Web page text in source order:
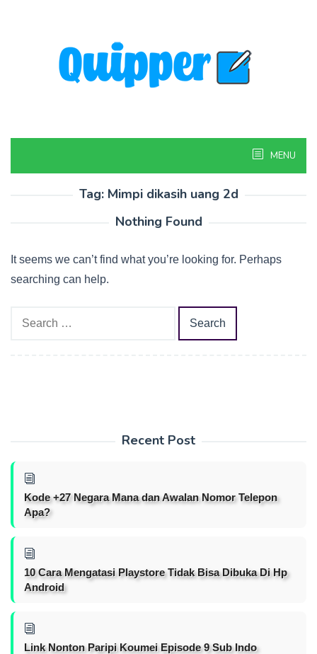
MENU
Tag: Mimpi dikasih uang 2d
Nothing Found
It seems we can’t find what you’re looking for. Perhaps
searching can help.
Recent Post
Kode +27 Negara Mana dan Awalan Nomor Telepon
Apa?
10 Cara Mengatasi Playstore Tidak Bisa Dibuka Di Hp
Android
Link Nonton Paripi Koumei Episode 9 Sub Indo